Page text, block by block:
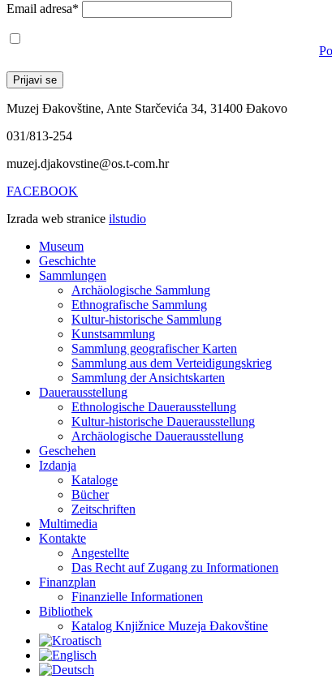
Email adresa*
Muzej Đakovštine, Ante Starčevića 34, 31400 Đakovo
031/813-254
muzej.djakovstine@os.t-com.hr
FACEBOOK
Izrada web stranice ilstudio
Museum
Geschichte
Sammlungen
Archäologische Sammlung
Ethnografische Sammlung
Kultur-historische Sammlung
Kunstsammlung
Sammlung geografischer Karten
Sammlung aus dem Verteidigungskrieg
Sammlung der Ansichtskarten
Dauerausstellung
Ethnologische Dauerausstellung
Kultur-historische Dauerausstellung
Archäologische Dauerausstellung
Geschehen
Izdanja
Kataloge
Bücher
Zeitschriften
Multimedia
Kontakte
Angestellte
Das Recht auf Zugang zu Informationen
Finanzplan
Finanzielle Informationen
Bibliothek
Katalog Knjižnice Muzeja Đakovštine